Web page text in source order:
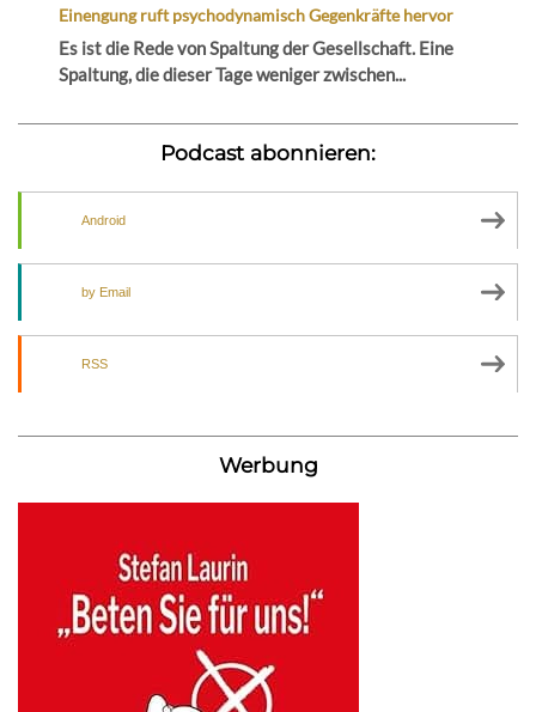
Einengung ruft psychodynamisch Gegenkräfte hervor
Es ist die Rede von Spaltung der Gesellschaft. Eine
Spaltung, die dieser Tage weniger zwischen...
Podcast abonnieren:
Android
by Email
RSS
Werbung